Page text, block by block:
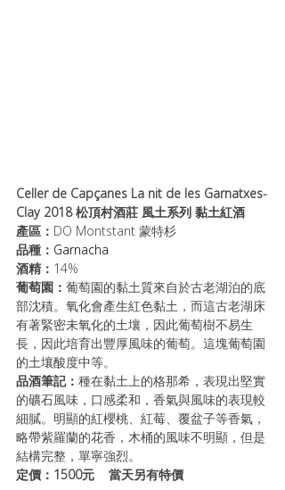
Celler de Capçanes La nit de les Garnatxes-
Clay 2018 松頂村酒莊 風土系列 黏土紅酒
產區： DO Montstant 蒙特杉
品種： Garnacha
酒精： 14%
葡萄園： 葡萄園的黏土質來自於古老湖泊的底
部沈積。氧化會產生紅色黏土，而這古老湖床
有著緊密未氧化的土壤，因此葡萄樹不易生
長，因此培育出豐厚風味的葡萄。這塊葡萄園
的土壤酸度中等。
品酒筆記： 種在黏土上的格那希，表現出堅實
的礦石風味，口感柔和，香氣與風味的表現較
細膩。明顯的紅櫻桃、紅莓、覆盆子等香氣，
略帶紫羅蘭的花香，木桶的風味不明顯，但是
結構完整，單寧強烈。
定價：1500元    當天另有特價